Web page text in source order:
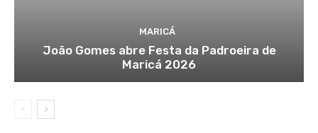
MARICÁ
João Gomes abre Festa da Padroeira de
Maricá 2026